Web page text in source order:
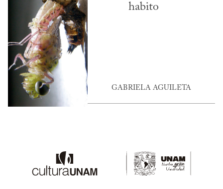
habito
GABRIELA AGUILETA